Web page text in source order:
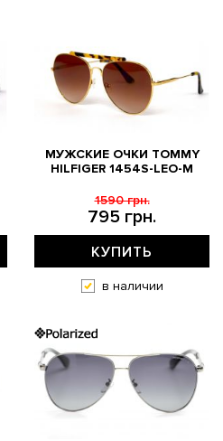
МУЖСКИЕ ОЧКИ TOMMY
HILFIGER 1454S-LEO-M
795 грн.
1590 грн.
КУПИТЬ
в наличии